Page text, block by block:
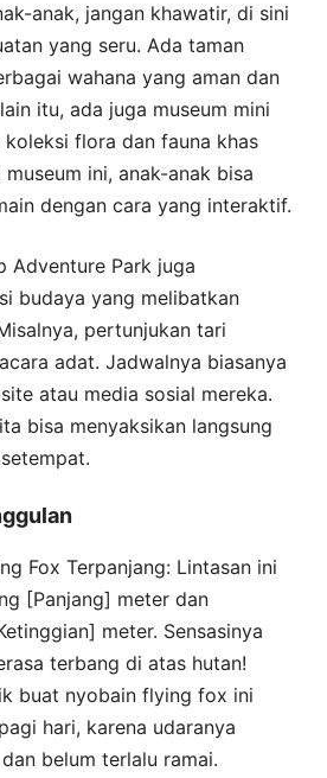
anak, jangan khawatir, di sini
yang seru. Ada taman
wahana yang aman dan
itu, ada juga museum mini
flora dan fauna khas
ini, anak-anak bisa
dengan cara yang interaktif.
Adventure Park juga
budaya yang melibatkan
pertunjukan tari
adat. Jadwalnya biasanya
atau media sosial mereka.
bisa menyaksikan langsung
Fox Terpanjang: Lintasan ini
[Panjang] meter dan
meter. Sensasinya
terbang di atas hutan!
buat nyobain flying fox ini
hari, karena udaranya
belum terlalu ramai.